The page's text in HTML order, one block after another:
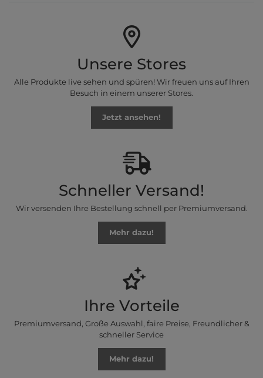
Unsere Stores
Alle Produkte live sehen und spüren! Wir freuen uns auf Ihren
Besuch in einem unserer Stores.
Jetzt ansehen!
Schneller Versand!
Wir versenden Ihre Bestellung schnell per Premiumversand.
Mehr dazu!
Ihre Vorteile
Premiumversand, Große Auswahl, faire Preise, Freundlicher &
schneller Service
Mehr dazu!